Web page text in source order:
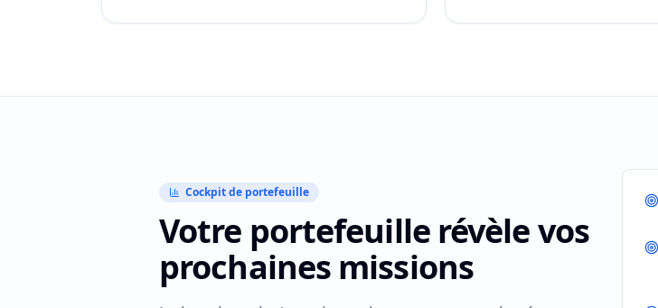
Cockpit de portefeuille
Votre portefeuille révèle vos
prochaines missions